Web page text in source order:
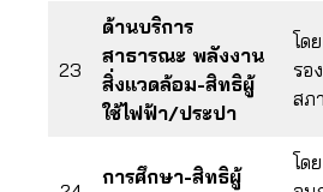
23
ด้านบริการ
สาธารณะ พลังงาน
สิ่งแวดล้อม-สิทธิผู้
ใช้ไฟฟ้า/ประปา
โด
รอ
สภ
การศึกษา-สิทธิผู้
โด